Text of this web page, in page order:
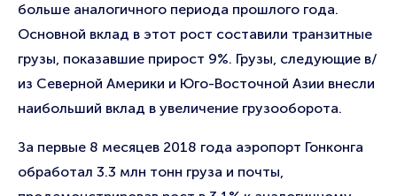
больше аналогичного периода прошлого года.
Основной вклад в этот рост составили транзитные
грузы, показавшие прирост 9%. Грузы, следующие в/
из Северной Америки и Юго-Восточной Азии внесли
наибольший вклад в увеличение грузооборота.
За первые 8 месяцев 2018 года аэропорт Гонконга
обработал 3.3 млн тонн груза и почты,